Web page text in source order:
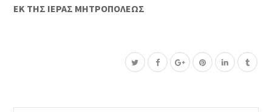
ΕΚ ΤΗΣ ΙΕΡΑΣ ΜΗΤΡΟΠΟΛΕΩΣ